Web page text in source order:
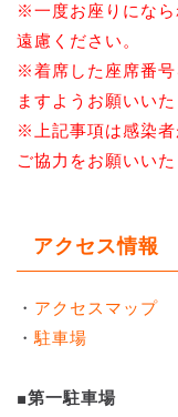
※一度お座りにな
遠慮ください。
※着席した座席番号
ますようお願いいた
※上記事項は感染者
ご協力をお願いいた
アクセス情報
・ アクセスマップ
・駐車場
■第一駐車場